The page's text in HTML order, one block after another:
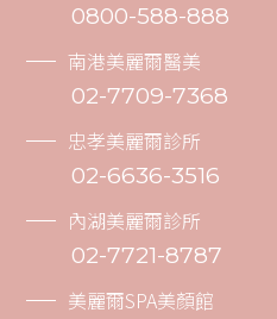
0800-588-888
南港美麗爾醫美
02-7709-7368
忠孝美麗爾診所
02-6636-3516
內湖美麗爾診所
02-7721-8787
美麗爾SPA美顏館